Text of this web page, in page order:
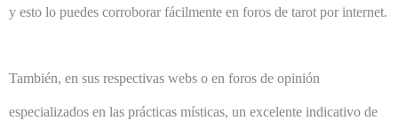
y esto lo puedes corroborar fácilmente en foros de tarot por internet.
También, en sus respectivas webs o en foros de opinión
especializados en las prácticas místicas, un excelente indicativo de